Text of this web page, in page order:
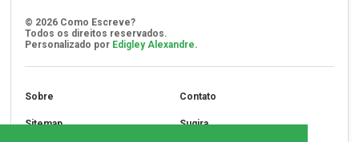
© 2026 Como Escreve?
Todos os direitos reservados.
Personalizado por Edigley Alexandre.
Sobre Contato
Sitemap Sugira